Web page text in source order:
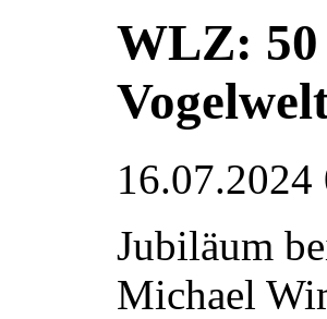
WLZ:
16.07.2024
Jubiläum
Michael